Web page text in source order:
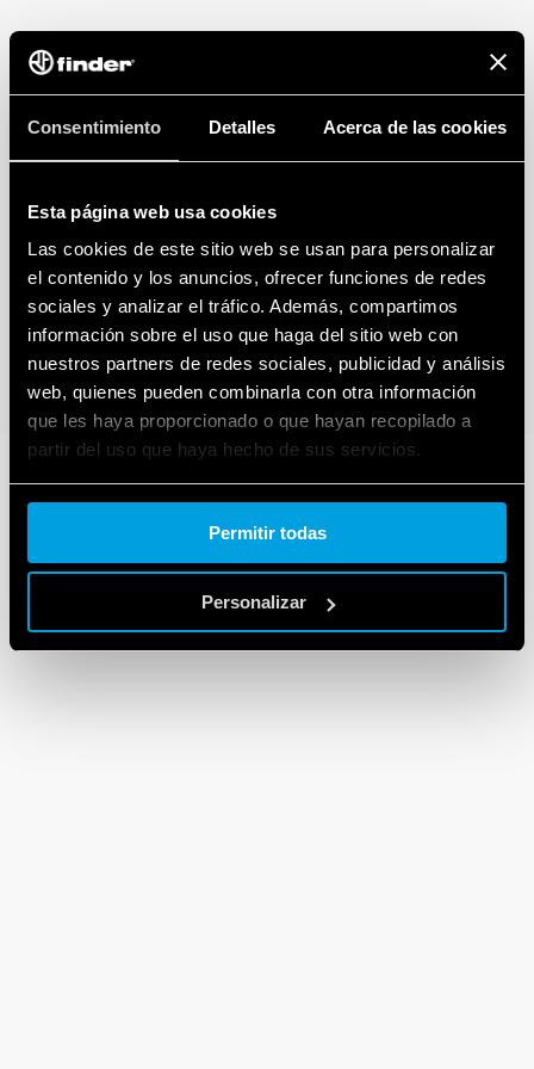
Consentimiento Detalles Acerca de las cookies
Esta página web usa cookies
Las cookies de este sitio web se usan para personalizar
el contenido y los anuncios, ofrecer funciones de redes
sociales y analizar el tráfico. Además, compartimos
información sobre el uso que haga del sitio web con
nuestros partners de redes sociales, publicidad y análisis
web, quienes pueden combinarla con otra información
que les haya proporcionado o que hayan recopilado a
partir del uso que haya hecho de sus servicios.
Cookie policy.
Permitir todas
Personalizar